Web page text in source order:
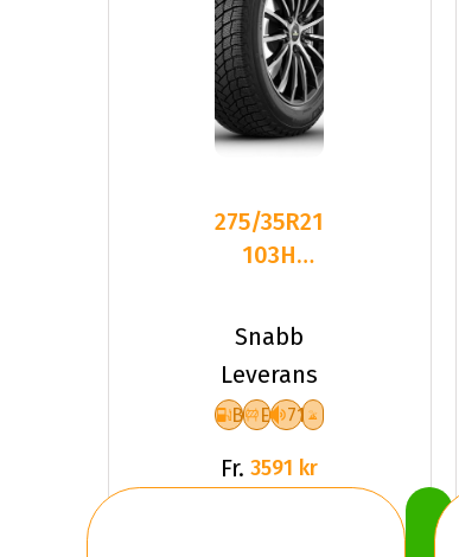
275/35R21
103H
X-ICE
SNOW XL
R
Snabb
Leverans
B E 71
Fr. 3591 kr